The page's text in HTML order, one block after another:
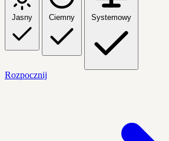
Jasny Ciemny Systemowy
Rozpocznij